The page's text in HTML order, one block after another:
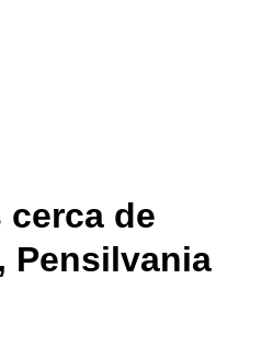
cerca de
Pensilvania